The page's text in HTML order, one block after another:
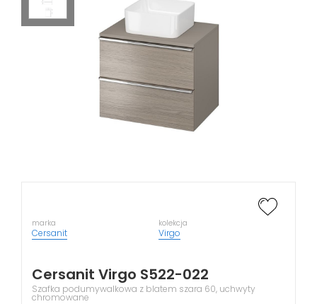
marka
Cersanit
kolekcja
Virgo
Cersanit Virgo S522-022
Szafka podumywalkowa z blatem szara 60, uchwyty
chromowane